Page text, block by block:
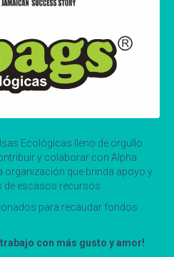
Ecológicas lleno de orgullo
y colaborar con Alpha
organización que brinda apoyo y
de escasos recursos.
para recaudar fondos
con más gusto y amor!